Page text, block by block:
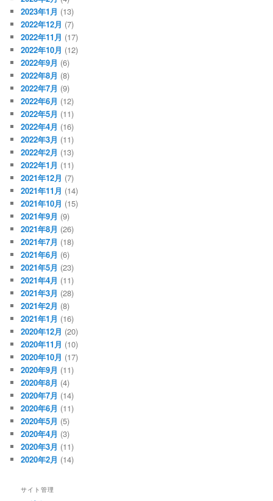
2023年1月 (13)
2022年12月 (7)
2022年11月 (17)
2022年10月 (12)
2022年9月 (6)
2022年8月 (8)
2022年7月 (9)
2022年6月 (12)
2022年5月 (11)
2022年4月 (16)
2022年3月 (11)
2022年2月 (13)
2022年1月 (11)
2021年12月 (7)
2021年11月 (14)
2021年10月 (15)
2021年9月 (9)
2021年8月 (26)
2021年7月 (18)
2021年6月 (6)
2021年5月 (23)
2021年4月 (11)
2021年3月 (28)
2021年2月 (8)
2021年1月 (16)
2020年12月 (20)
2020年11月 (10)
2020年10月 (17)
2020年9月 (11)
2020年8月 (4)
2020年7月 (14)
2020年6月 (11)
2020年5月 (5)
2020年4月 (3)
2020年3月 (11)
2020年2月 (14)
サイト管理